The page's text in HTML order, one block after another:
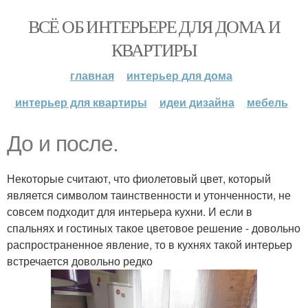
ВСЁ ОБ ИНТЕРЬЕРЕ ДЛЯ ДОМА И
КВАРТИРЫ
главная
интерьер для дома
интерьер для квартиры
идеи дизайна мебель
До и после.
Некоторые считают, что фиолетовый цвет, который
является символом таинственности и утонченности, не
совсем подходит для интерьера кухни. И если в
спальнях и гостиных такое цветовое решение - довольно
распространенное явление, то в кухнях такой интерьер
встречается довольно редко